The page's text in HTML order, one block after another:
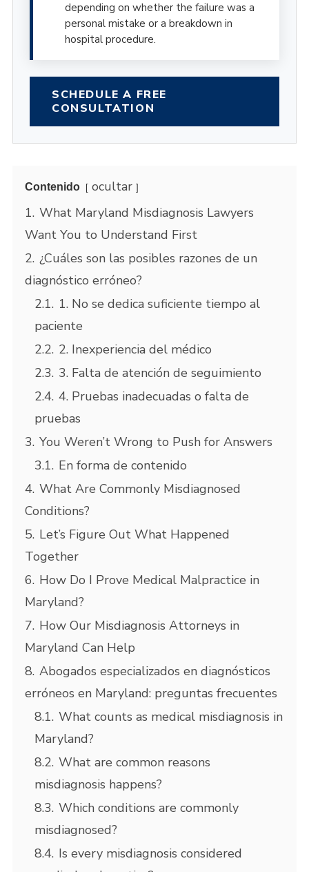
depending on whether the failure was a
personal mistake or a breakdown in
hospital procedure.
SCHEDULE A FREE
CONSULTATION
Contenido
ocultar
1. What Maryland Misdiagnosis Lawyers
Want You to Understand First
2. ¿Cuáles son las posibles razones de un
diagnóstico erróneo?
2.1. 1. No se dedica suficiente tiempo al
paciente
2.2. 2. Inexperiencia del médico
2.3. 3. Falta de atención de seguimiento
2.4. 4. Pruebas inadecuadas o falta de
pruebas
3. You Weren’t Wrong to Push for Answers
3.1. En forma de contenido
4. What Are Commonly Misdiagnosed
Conditions?
5. Let’s Figure Out What Happened
Together
6. How Do I Prove Medical Malpractice in
Maryland?
7. How Our Misdiagnosis Attorneys in
Maryland Can Help
8. Abogados especializados en diagnósticos
erróneos en Maryland: preguntas frecuentes
8.1. What counts as medical misdiagnosis in
Maryland?
8.2. What are common reasons
misdiagnosis happens?
8.3. Which conditions are commonly
misdiagnosed?
8.4. Is every misdiagnosis considered